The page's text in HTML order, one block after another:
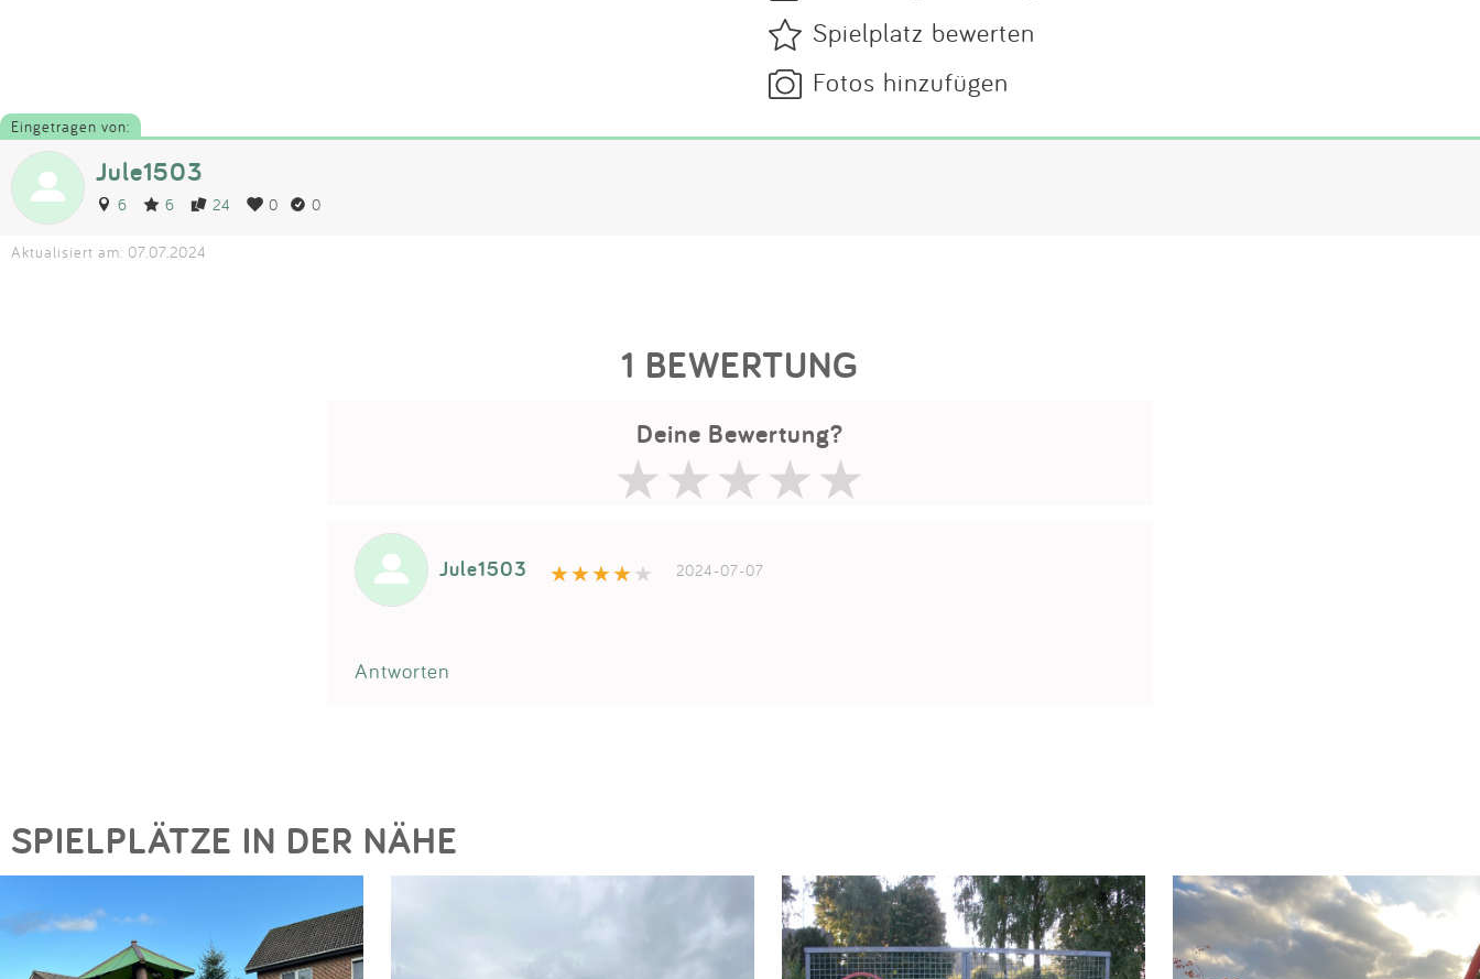
Spielplatz bewerten
Fotos hinzufügen
Eingetragen von:
Jule1503
6 6 24 0 0
Aktualisiert am: 07.07.2024
1 BEWERTUNG
Deine Bewertung?
Jule1503 2024-07-07
Antworten
SPIELPLÄTZE IN DER NÄHE